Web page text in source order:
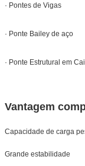
· Pontes de Vigas
· Ponte Bailey de aço
· Ponte Estrutural em
Vantagem
Capacidade de carga
Grande estabilidade